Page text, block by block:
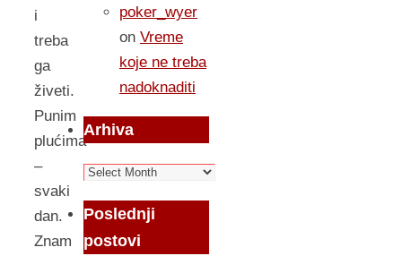
i
treba
ga
živeti.
Punim
plućima
–
svaki
dan.
Znam
poker_wyer
on Vreme
koje ne treba
nadoknaditi
Arhiva
Arhiva
Poslednji
postovi